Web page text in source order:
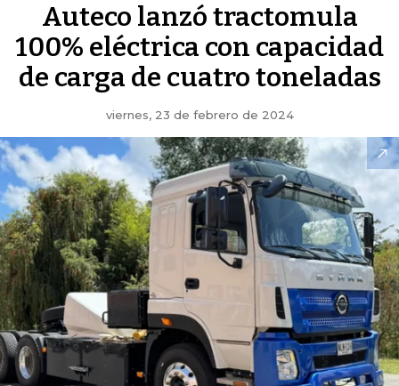
Auteco lanzó tractomula
100% eléctrica con capacidad
de carga de cuatro toneladas
viernes, 23 de febrero de 2024